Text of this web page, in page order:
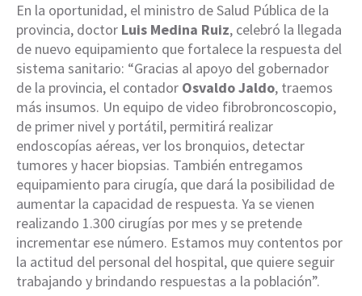
En la oportunidad, el ministro de Salud Pública de la
provincia, doctor Luis Medina Ruiz, celebró la llegada
de nuevo equipamiento que fortalece la respuesta del
sistema sanitario: “Gracias al apoyo del gobernador
de la provincia, el contador Osvaldo Jaldo, traemos
más insumos. Un equipo de video fibrobroncoscopio,
de primer nivel y portátil, permitirá realizar
endoscopías aéreas, ver los bronquios, detectar
tumores y hacer biopsias. También entregamos
equipamiento para cirugía, que dará la posibilidad de
aumentar la capacidad de respuesta. Ya se vienen
realizando 1.300 cirugías por mes y se pretende
incrementar ese número. Estamos muy contentos por
la actitud del personal del hospital, que quiere seguir
trabajando y brindando respuestas a la población”.